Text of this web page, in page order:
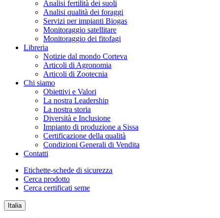
Analisi fertilità dei suoli
Analisi qualità dei foraggi
Servizi per impianti Biogas
Monitoraggio satellitare
Monitoraggio dei fitofagi
Libreria
Notizie dal mondo Corteva
Articoli di Agronomia
Articoli di Zootecnia
Chi siamo
Obiettivi e Valori
La nostra Leadership
La nostra storia
Diversità e Inclusione
Impianto di produzione a Sissa
Certificazione della qualità
Condizioni Generali di Vendita
Contatti
Etichette-schede di sicurezza
Cerca prodotto
Cerca certificati seme
Italia